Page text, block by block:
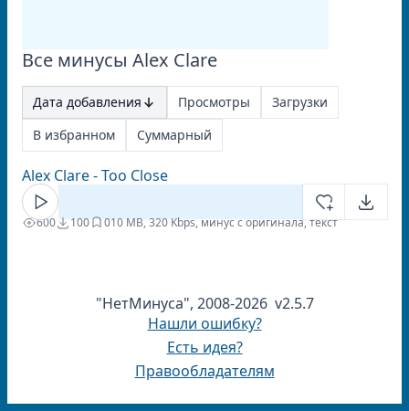
Все минусы Alex Clare
Дата добавления Просмотры
Загрузки
В избранном
Суммарный
Alex Clare - Too Close
600 100 010 MB, 320 Kbps, минус с оригинала, текст
"НетМинуса", 2008-2026 v2.5.7
Нашли ошибку?
Есть идея?
Правообладателям